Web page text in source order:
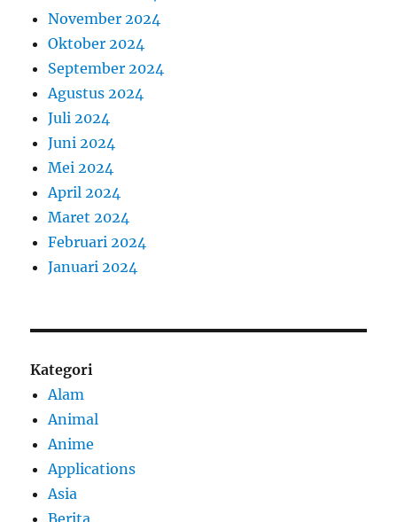
November 2024
Oktober 2024
September 2024
Agustus 2024
Juli 2024
Juni 2024
Mei 2024
April 2024
Maret 2024
Februari 2024
Januari 2024
Kategori
Alam
Animal
Anime
Applications
Asia
Berita